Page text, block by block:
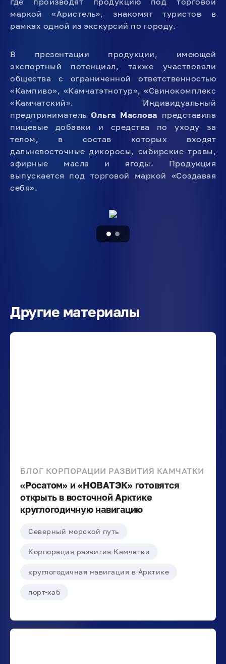
маркой «Аристель», знакомят туристов в
рамках одной из экскурсий по городу.
В презентации продукции, имеющей
экспортный потенциал, также участвовали
общества с ограниченной ответственностью
«Кампиво», «Камчатэтнотур», «Свинокомплекс
«Камчатский». Индивидуальный
предпринимательОльга Маслова представила
пищевые добавки и средства по уходу за
телом, в состав которых входят
дальневосточные дикоросы, сибирские травы,
эфирные масла и ягоды. Продукция
выпускается под торговой маркой «Создавая
себя».
Другие материалы
БЛОГ КОРПОРАЦИИ РАЗВИТИЯ КАМЧАТКИ
«Росатом» и «НОВАТЭК» готовятся
открыть в восточной Арктике
круглогодичную навигацию
Северный морской путь
Корпорация развития Камчатки
круглогодичная навигация в Арктике
порт-хаб